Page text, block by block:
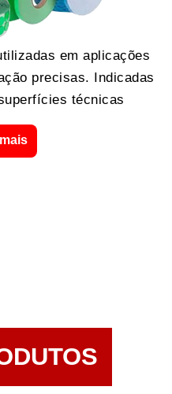
em aplicações
precisas. Indicadas
técnicas